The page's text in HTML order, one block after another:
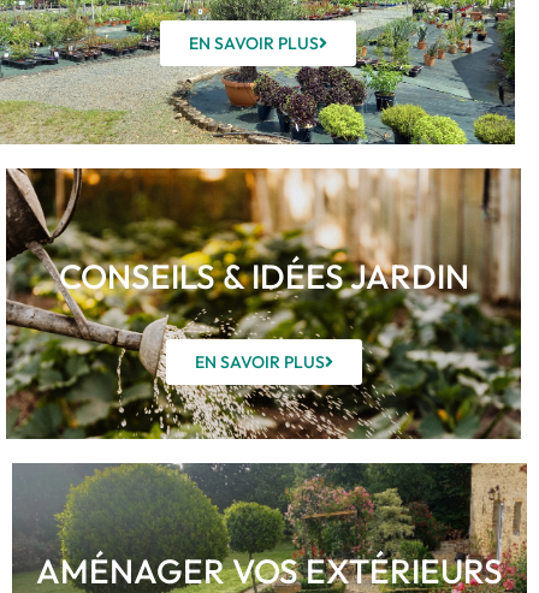
EN SAVOIR PLUS
CONSEILS & IDÉES JARDIN
EN SAVOIR PLUS
AMÉNAGER VOS EXTÉRIEURS